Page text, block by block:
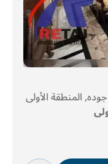
المنطقة الأولى